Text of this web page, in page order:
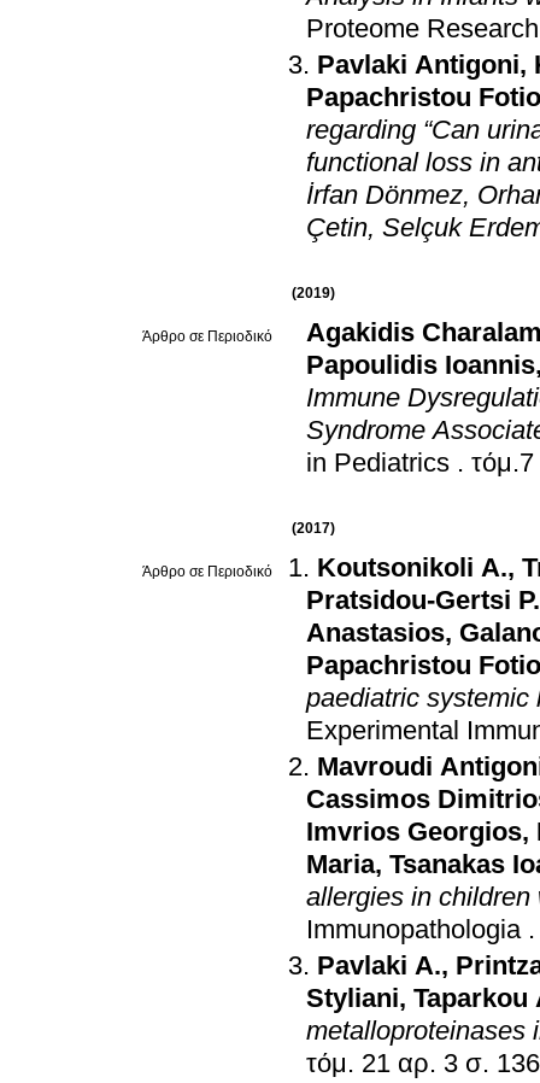
Proteome Research
Pavlaki Antigoni,
Papachristou
regarding “Can
functional loss in
İrfan Dönmez,
Çetin, Selçuk
(2019)
Άρθρο σε Περιοδικό
Agakidis
Papoulidis Ioannis
Immune
Syndrome
in Pediatrics . τόμ.7
(2017)
Άρθρο σε Περιοδικό Koutsonikoli A.,
Pratsidou-Gertsi P.
Anastasios,
Papachristou
paediatric systemic
Experimental
Mavroudi
Cassimos
Imvrios Georgios,
Maria, Tsanakas
allergies in
Immunopathologia
Pavlaki A.,
Styliani, Taparkou
metalloproteinases
τόμ. 21 αρ. 3